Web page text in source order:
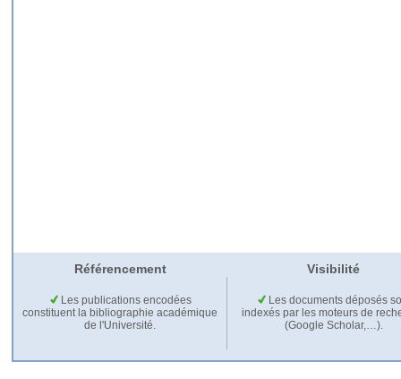
Référencement Visibilité
Les publications encodées
constituent la bibliographie académique
de l'Université.
Les documents déposés
indexés par les moteurs de
(Google Scholar,…).